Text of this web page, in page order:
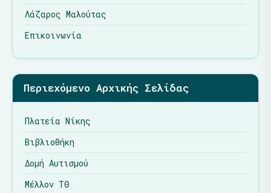
Λάζαρος Μαλούτας
Επικοινωνία
Περιεχόμενο Αρχικής Σελίδας
Πλατεία Νίκης
Βιβλιοθήκη
Δομή Αυτισμού
Μέλλον ΤΘ